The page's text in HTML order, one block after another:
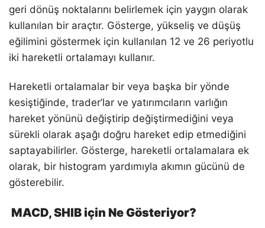
geri dönüş noktalarını belirlemek için yaygın olarak
kullanılan bir araçtır. Gösterge, yükseliş ve düşüş
eğilimini göstermek için kullanılan 12 ve 26 periyotlu
iki hareketli ortalamayı kullanır.
Hareketli ortalamalar bir veya başka bir yönde
kesiştiğinde, trader’lar ve yatırımcıların varlığın
hareket yönünü değiştirip değiştirmediğini veya
sürekli olarak aşağı doğru hareket edip etmediğini
saptayabilirler. Gösterge, hareketli ortalamalara ek
olarak, bir histogram yardımıyla akımın gücünü de
gösterebilir.
MACD, SHIB için Ne Gösteriyor?